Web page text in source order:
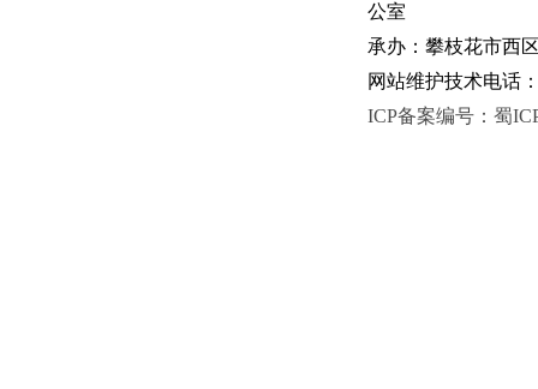
公室
承办：攀枝花市西
网站维护技术电话
ICP备案编号：蜀